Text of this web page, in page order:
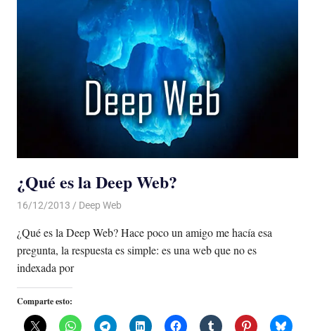
¿Qué es la Deep Web?
16/12/2013 Luis Castellanos
Deep Web
¿Qué es la Deep Web? Hace poco un amigo me hacía esa
pregunta, la respuesta es simple: es una web que no es
indexada por
Comparte esto: